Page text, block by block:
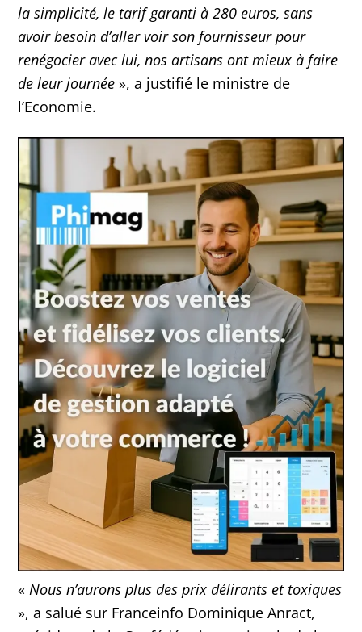
la simplicité, le tarif garanti à 280 euros, sans
avoir besoin d’aller voir son fournisseur pour
renégocier avec lui, nos artisans ont mieux à faire
de leur journée », a justifié le ministre de
l’Economie.
«Nous n’aurons plus des prix délirants et toxiques
», a salué sur Franceinfo Dominique Anract,